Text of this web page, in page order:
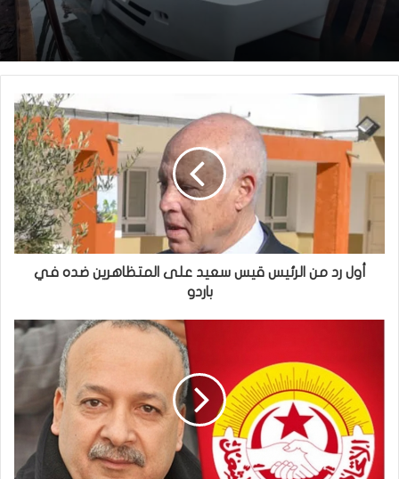
أول رد من الرئيس قيس سعيد على المتظاهرين ضده في
باردو